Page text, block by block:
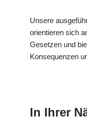
Unsere
orientieren sich
Gesetzen und
Konsequenzen
In Ihrer